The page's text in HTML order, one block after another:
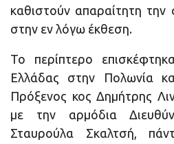
καθιστούν απαραίτητη
στην εν λόγω έκθεση.
Το περίπτερο
Ελλάδας στην Πολωνία
Πρόξενος κος Δημήτρης
με την αρμόδια
Σταυρούλα Σκαλτσή,